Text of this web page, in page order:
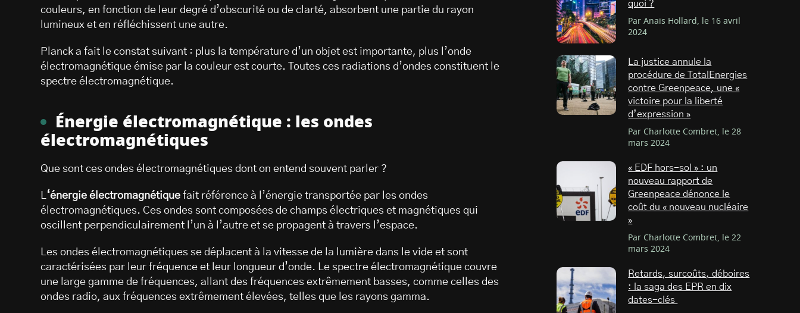
couleurs, en fonction de leur degré d’obscurité ou de clarté, absorbent une partie du rayon
lumineux et en réfléchissent une autre.
Planck a fait le constat suivant : plus la température d’un objet est importante, plus l’onde
électromagnétique émise par la couleur est courte. Toutes ces radiations d’ondes constituent le
spectre électromagnétique.
Énergie électromagnétique : les ondes
électromagnétiques
Que sont ces ondes électromagnétiques dont on entend souvent parler ?
L‘énergie électromagnétique fait référence à l’énergie transportée par les ondes
électromagnétiques. Ces ondes sont composées de champs électriques et magnétiques qui
oscillent perpendiculairement l’un à l’autre et se propagent à travers l’espace.
Les ondes électromagnétiques se déplacent à la vitesse de la lumière dans le vide et sont
caractérisées par leur fréquence et leur longueur d’onde. Le spectre électromagnétique couvre
une large gamme de fréquences, allant des fréquences extrêmement basses, comme celles des
ondes radio, aux fréquences extrêmement élevées, telles que les rayons gamma.
quoi ?
Par Anaïs Hollard, le 16 avril
2024
La justice annule la
procédure de TotalEnergies
contre Greenpeace, une «
victoire pour la liberté
d’expression »
Par Charlotte Combret, le 28
mars 2024
« EDF hors-sol » : un
nouveau rapport de
Greenpeace dénonce le
coût du « nouveau nucléaire
»
Par Charlotte Combret, le 22
mars 2024
Retards, surcoûts, déboires
: la saga des EPR en dix
dates-clés